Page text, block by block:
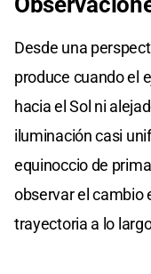
Desde una
produce cuando el
hacia el Sol ni
iluminación casi
equinoccio de
observar el cambio
trayectoria a lo